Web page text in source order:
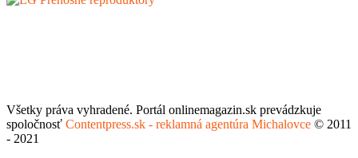
Všetky práva vyhradené. Portál onlinemagazin.sk prevádzkuje
spoločnosť Contentpress.sk - reklamná agentúra Michalovce © 2011
- 2021